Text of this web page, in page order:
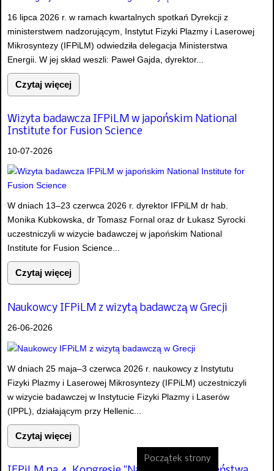
16 lipca 2026 r. w ramach kwartalnych spotkań Dyrekcji z
ministerstwem nadzorującym, Instytut Fizyki Plazmy i Laserowej
Mikrosyntezy (IFPiLM) odwiedziła delegacja Ministerstwa
Energii. W jej skład weszli: Paweł Gajda, dyrektor...
Czytaj więcej
Wizyta badawcza IFPiLM w japońskim National
Institute for Fusion Science
10-07-2026
W dniach 13–23 czerwca 2026 r. dyrektor IFPiLM dr hab.
Monika Kubkowska, dr Tomasz Fornal oraz dr Łukasz Syrocki
uczestniczyli w wizycie badawczej w japońskim National
Institute for Fusion Science...
Czytaj więcej
Naukowcy IFPiLM z wizytą badawczą w Grecji
26-06-2026
W dniach 25 maja–3 czerwca 2026 r. naukowcy z Instytutu
Fizyki Plazmy i Laserowej Mikrosyntezy (IFPiLM) uczestniczyli
w wizycie badawczej w Instytucie Fizyki Plazmy i Laserów
(IPPL), działającym przy Hellenic...
Czytaj więcej
Początek strony